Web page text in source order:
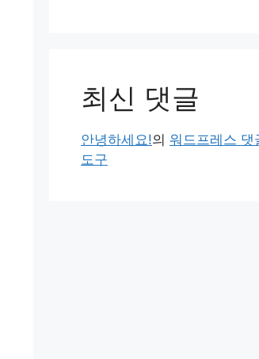
최신 댓글
안녕하세요!의 워드프레스 댓
도구